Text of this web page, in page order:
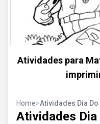
Atividades para
Home>Atividades Dia
Atividades Dia